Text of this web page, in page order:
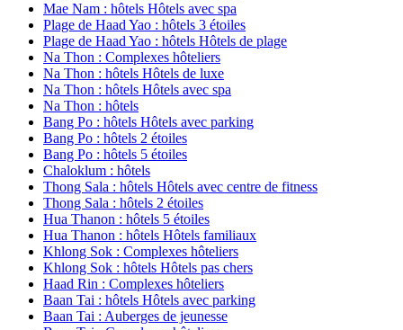
Mae Nam : hôtels Hôtels avec spa
Plage de Haad Yao : hôtels 3 étoiles
Plage de Haad Yao : hôtels Hôtels de plage
Na Thon : Complexes hôteliers
Na Thon : hôtels Hôtels de luxe
Na Thon : hôtels Hôtels avec spa
Na Thon : hôtels
Bang Po : hôtels Hôtels avec parking
Bang Po : hôtels 2 étoiles
Bang Po : hôtels 5 étoiles
Chaloklum : hôtels
Thong Sala : hôtels Hôtels avec centre de fitness
Thong Sala : hôtels 2 étoiles
Hua Thanon : hôtels 5 étoiles
Hua Thanon : hôtels Hôtels familiaux
Khlong Sok : Complexes hôteliers
Khlong Sok : hôtels Hôtels pas chers
Haad Rin : Complexes hôteliers
Baan Tai : hôtels Hôtels avec parking
Baan Tai : Auberges de jeunesse